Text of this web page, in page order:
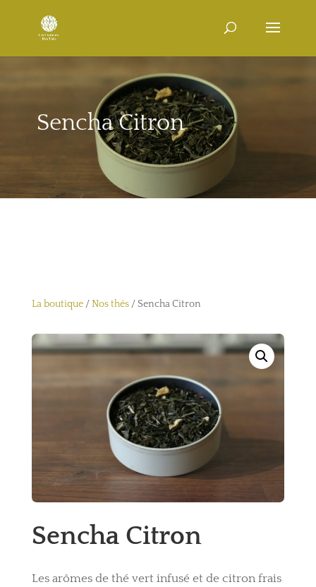
Sencha Citron
La boutique/Nos thés/ Sencha Citron
Sencha Citron
Les arômes de thé vert infusé et de citron frais